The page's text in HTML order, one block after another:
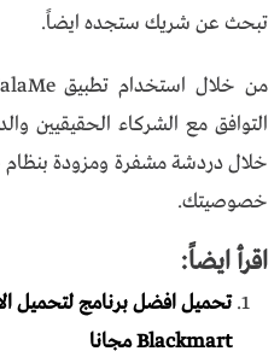
تبحث عن شريك ستجده ايضاً.
التوافق مع الشركاء الحقيقيين
خلال دردشة مشفرة ومزودة
خصوصيتك.
اقرأ ايضاً:
Blackmart مجانا